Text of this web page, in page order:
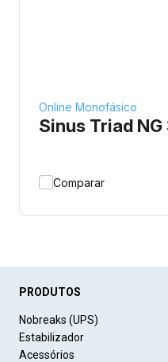
Online Monofásico
Sinus Triad NG
Comparar
PRODUTOS
Nobreaks (UPS)
Estabilizador
Acessórios